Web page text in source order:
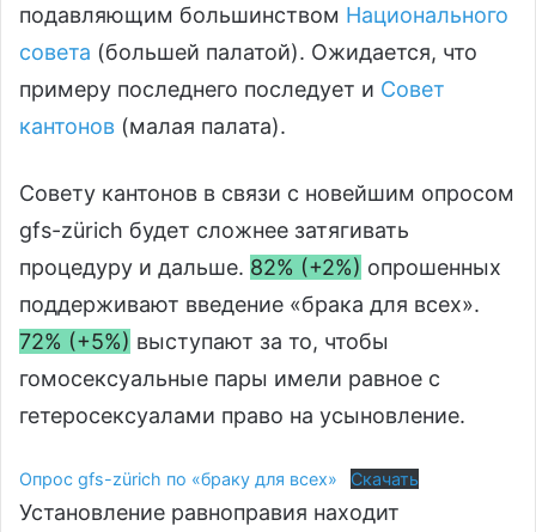
подавляющим большинством Национального
совета (большей палатой). Ожидается, что
примеру последнего последует и Совет
кантонов (малая палата).
Совету кантонов в связи с новейшим опросом
gfs-zürich будет сложнее затягивать
процедуру и дальше. 82% (+2%) опрошенных
поддерживают введение «брака для всех».
72% (+5%) выступают за то, чтобы
гомосексуальные пары имели равное с
гетеросексуалами право на усыновление.
Опрос gfs-zürich по «браку для всех» Скачать
Установление равноправия находит